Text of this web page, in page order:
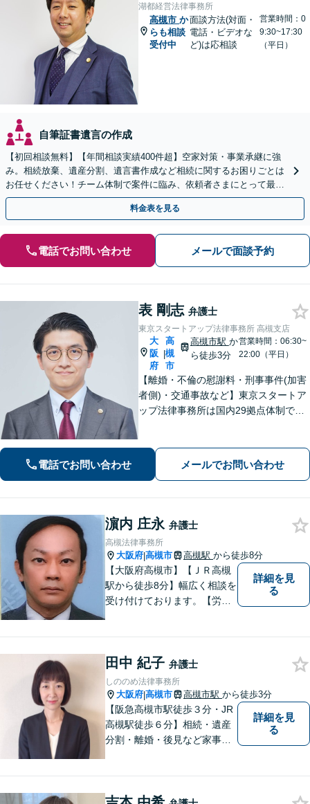
湖都経営法律事務所
高槻市 か
らも相談
受付中
面談方法(対面・
電話・ビデオな
ど)は応相談
営業時間：0
9:30~17:30
（平日）
自筆証書遺言の作成
【初回相談無料】【年間相談実績400件超】空家対策・事業承継に強
み。相続放棄、遺産分割、遺言書作成など相続に関するお困りごとは
お任せください！チーム体制で案件に臨み、依頼者さまにとって最善
の解決を目指します【堅田駅4分】【無料駐車場あり】
料金表を見る
電話でお問い合わせ メールで面談予約
表 剛志 弁護士
東京スタートアップ法律事務所 高槻支店
大
阪
府
|
高
槻
市
高槻市駅 か
ら徒歩3分
営業時間：06:30~
22:00（平日）
【離婚・不倫の慰謝料・刑事事件(加害
者側)・交通事故など】東京スタートア
ップ法律事務所は国内29拠点体制で全
専門性の高い弁護士が寄り添い解決を
サポートします。
電話でお問い合わせ メールでお問い合わせ
濵内 庄永 弁護士
高槻法律事務所
大阪府|高槻市 高槻駅 から徒歩8分
【大阪府高槻市】【ＪＲ高槻
駅から徒歩8分】幅広く相談を
受け付けております。【労働
【成年後見】など将来の不安
の予防まで。
詳細を見
る
田中 紀子 弁護士
しののめ法律事務所
大阪府|高槻市 高槻市駅 から徒歩3分
【阪急高槻市駅徒歩３分・JR
高槻駅徒歩６分】相続・遺産
分割・離婚・後見など家事事
はご相談ください。
詳細を見
る